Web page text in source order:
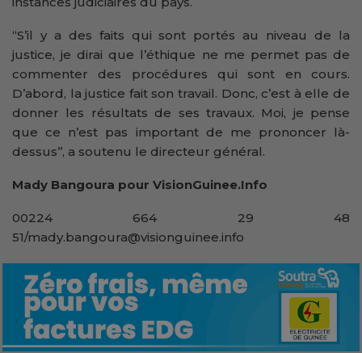
‘‘S’il y a des faits qui sont portés au niveau de la
justice, je dirai que l’éthique ne me permet pas de
commenter des procédures qui sont en cours.
D’abord, la justice fait son travail. Donc, c’est à elle de
donner les résultats de ses travaux. Moi, je pense
que ce n’est pas important de me prononcer là-
dessus’’, a soutenu le directeur général.
Mady Bangoura pour VisionGuinee.Info
00224 664 29 48
51/mady.bangoura@visionguinee.info